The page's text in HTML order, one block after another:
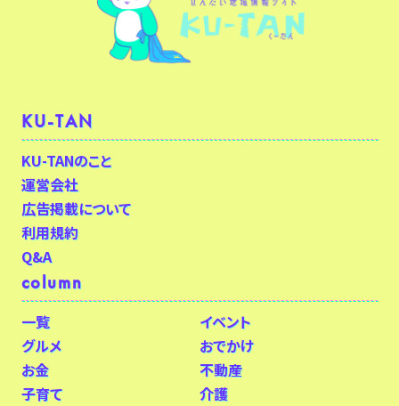
KU-TAN
KU-TANのこと
運営会社
広告掲載について
利用規約
Q&A
column
一覧
イベント
グルメ
おでかけ
お金
不動産
子育て
介護